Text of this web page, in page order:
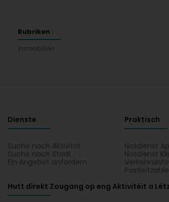
Rubriken :
Immobilien
Dienste
Suche nach Aktivität
Suche nach Stadt
Ein Angebot anfordern
Praktisch
Notdienst
Notdienst
Hutt direkt Zougang op eng Aktivitéit a